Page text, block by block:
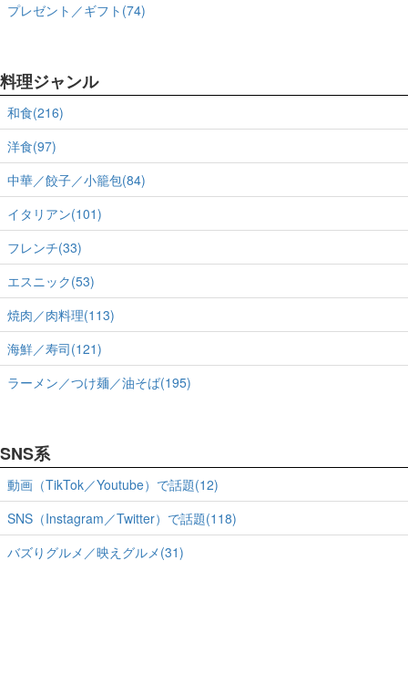
プレゼント／ギフト(74)
料理ジャンル
和食(216)
洋食(97)
中華／餃子／小籠包(84)
イタリアン(101)
フレンチ(33)
エスニック(53)
焼肉／肉料理(113)
海鮮／寿司(121)
ラーメン／つけ麺／油そば(195)
SNS系
動画（TikTok／Youtube）で話題(12)
SNS（Instagram／Twitter）で話題(118)
バズりグルメ／映えグルメ(31)